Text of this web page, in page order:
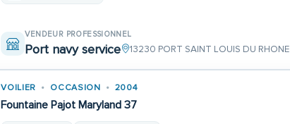
VENDEUR PROFESSIONNEL
Port navy service 13230 PORT SAINT LOUIS DU RHONE
VOILIER OCCASION 2004
Fountaine Pajot Maryland 37